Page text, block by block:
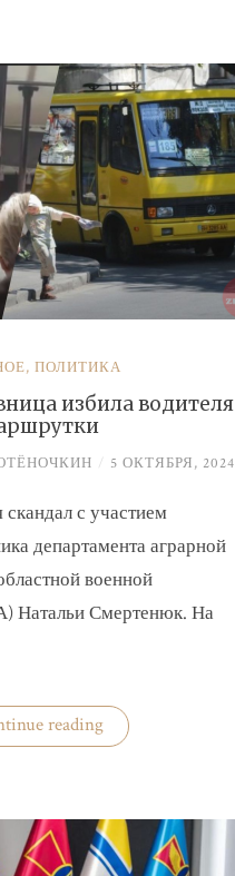
Барсук»
, ПОЛИТИКА
избила водителя
/ 5 ОКТЯБРЯ, 2024
с участием
департамента аграрной
военной
Натальи Смертенюк. На
reading«Одесская
чиновница